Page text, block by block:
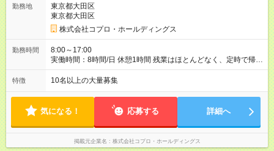
勤務地
東京都大田区
東京都大田区
株式会社コプロ・ホールディングス
勤務時間
8:00～17:00
実働時間：8時間/日 休憩1時間 残業はほとんどなく、定時で帰れ
る日が多い働き方です。 毎日の業務は進捗管理や事務が中心な
ので、 「今日やるべき仕事」が終われば、自然と区切りをつけ
方を大切にしています。
特徴 10名以上の大量募集
気になる！ 応募する 詳細へ
掲載元企業名 株式会社コプロ・ホールディングス